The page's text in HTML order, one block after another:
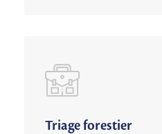
Triage forestier